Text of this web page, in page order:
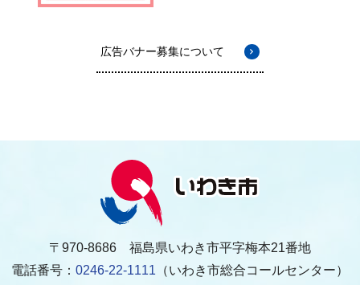
広告バナー募集について
〒970-8686 福島県いわき市平字梅本21番地
電話番号： 0246-22-1111 （いわき市総合コールセンター）